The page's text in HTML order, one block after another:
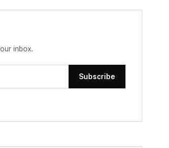
inbox.
Subscribe